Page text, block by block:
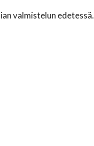
valmistelun edetessä.